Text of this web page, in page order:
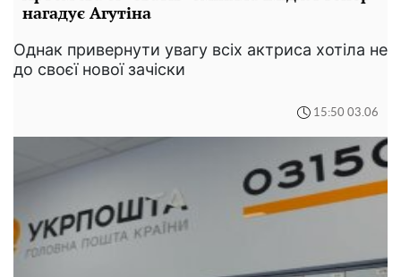
нагадує Агутіна
Однак привернути увагу всіх актриса хотіла не
до своєї нової зачіски
15:50 03.06